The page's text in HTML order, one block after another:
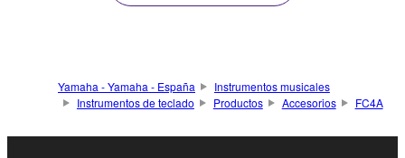
Yamaha - Yamaha - España
Instrumentos musicales
Instrumentos de teclado
Productos Accesorios FC4A